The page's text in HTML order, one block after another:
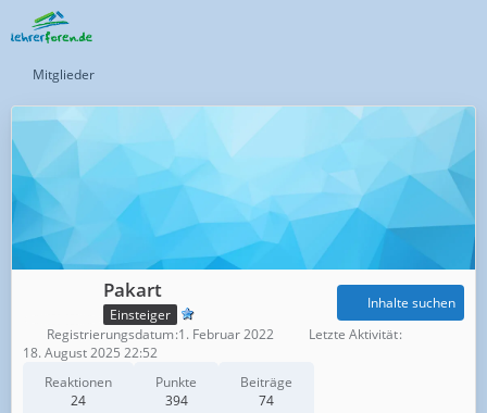
Mitglieder
Pakart
Einsteiger
Reaktionen
24
Punkte
394
Beiträge
74
Inhalte suchen
Registrierungsdatum 1. Februar 2022
Letzte Aktivität
18. August 2025 22:52